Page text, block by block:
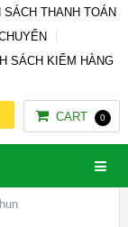
SÁCH THANH TOÁN
SÁCH KIỂM HÀNG
CART 0